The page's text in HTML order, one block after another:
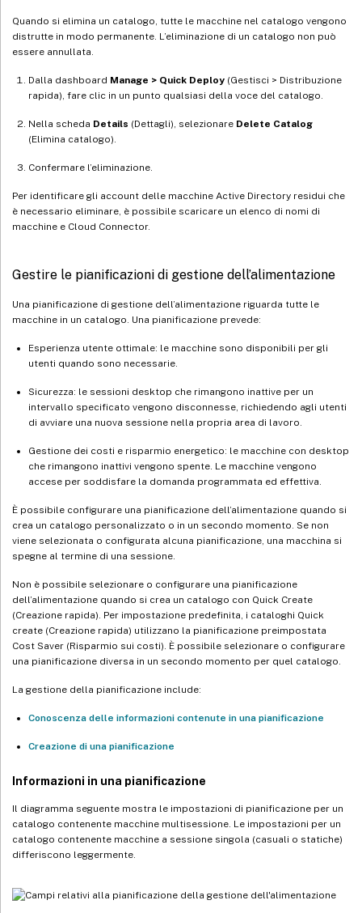
Quando si elimina un catalogo, tutte le macchine nel catalogo vengono
distrutte in modo permanente. L’eliminazione di un catalogo non può
essere annullata.
Dalla dashboard Manage > Quick Deploy (Gestisci > Distribuzione
rapida), fare clic in un punto qualsiasi della voce del catalogo.
Nella scheda Details (Dettagli), selezionare Delete Catalog
(Elimina catalogo).
Confermare l’eliminazione.
Per identificare gli account delle macchine Active Directory residui che
è necessario eliminare, è possibile scaricare un elenco di nomi di
macchine e Cloud Connector.
Gestire le pianificazioni di gestione dell’alimentazione
Una pianificazione di gestione dell’alimentazione riguarda tutte le
macchine in un catalogo. Una pianificazione prevede:
Esperienza utente ottimale: le macchine sono disponibili per gli
utenti quando sono necessarie.
Sicurezza: le sessioni desktop che rimangono inattive per un
intervallo specificato vengono disconnesse, richiedendo agli utenti
di avviare una nuova sessione nella propria area di lavoro.
Gestione dei costi e risparmio energetico: le macchine con desktop
che rimangono inattivi vengono spente. Le macchine vengono
accese per soddisfare la domanda programmata ed effettiva.
È possibile configurare una pianificazione dell’alimentazione quando si
crea un catalogo personalizzato o in un secondo momento. Se non
viene selezionata o configurata alcuna pianificazione, una macchina si
spegne al termine di una sessione.
Non è possibile selezionare o configurare una pianificazione
dell’alimentazione quando si crea un catalogo con Quick Create
(Creazione rapida). Per impostazione predefinita, i cataloghi Quick
create (Creazione rapida) utilizzano la pianificazione preimpostata
Cost Saver (Risparmio sui costi). È possibile selezionare o configurare
una pianificazione diversa in un secondo momento per quel catalogo.
La gestione della pianificazione include:
Conoscenza delle informazioni contenute in una pianificazione
Creazione di una pianificazione
Informazioni in una pianificazione
Il diagramma seguente mostra le impostazioni di pianificazione per un
catalogo contenente macchine multisessione. Le impostazioni per un
catalogo contenente macchine a sessione singola (casuali o statiche)
differiscono leggermente.